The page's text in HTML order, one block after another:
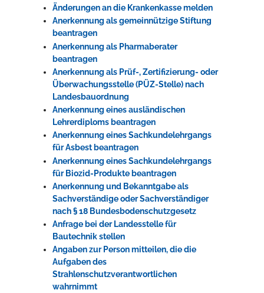
Änderungen an die Krankenkasse melden
Anerkennung als gemeinnützige Stiftung
beantragen
Anerkennung als Pharmaberater
beantragen
Anerkennung als Prüf-, Zertifizierung- oder
Überwachungsstelle (PÜZ-Stelle) nach
Landesbauordnung
Anerkennung eines ausländischen
Lehrerdiploms beantragen
Anerkennung eines Sachkundelehrgangs
für Asbest beantragen
Anerkennung eines Sachkundelehrgangs
für Biozid-Produkte beantragen
Anerkennung und Bekanntgabe als
Sachverständige oder Sachverständiger
nach § 18 Bundesbodenschutzgesetz
Anfrage bei der Landesstelle für
Bautechnik stellen
Angaben zur Person mitteilen, die die
Aufgaben des
Strahlenschutzverantwortlichen
wahrnimmt